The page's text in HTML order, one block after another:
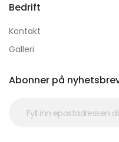
Bedrift
Kontakt
Galleri
Abonner på